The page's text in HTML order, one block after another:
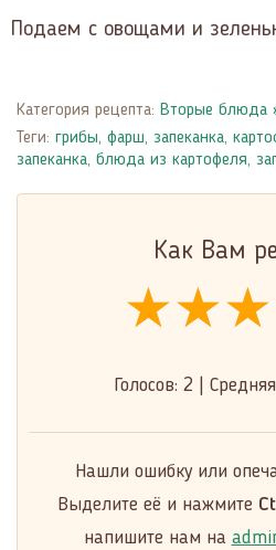
Подаем с овощами и
Категория рецепта: Вторые блюда
Теги: грибы, фарш, запеканка,
запеканка, блюда из картофеля,
Как Вам
Голосов: 2
Нашли ошибку или
Выделите её и нажмите
напишите нам на